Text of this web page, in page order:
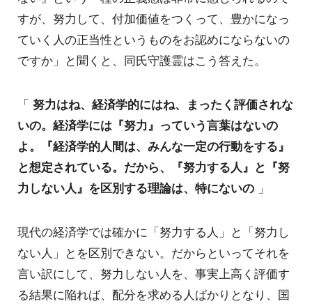
すが、努力して、付加価値をつくって、豊かになっ
ていく人の正当性というものをお認めにならないの
ですか」と聞くと、同氏守護霊はこう答えた。
「努力はね、経済学的にはね、まったく評価されな
いの。経済学には『努力』っていう言葉はないの
よ。『経済学的人間は、みんな一定の行動をする』
と想定されている。だから、『努力する人』と『努
力しない人』を区別する理論は、特にないの 」
現代の経済学では確かに「努力する人」と「努力し
ない人」とを区別できない。だからといってそれを
言い訳にして、努力しない人を、事実上高く評価す
る結果に陥れば、配分を求める人ばかりとなり、国